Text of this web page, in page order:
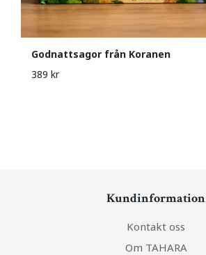
Godnattsagor från Koranen
389 kr
Kundinformation
Kontakt oss
Om TAHARA